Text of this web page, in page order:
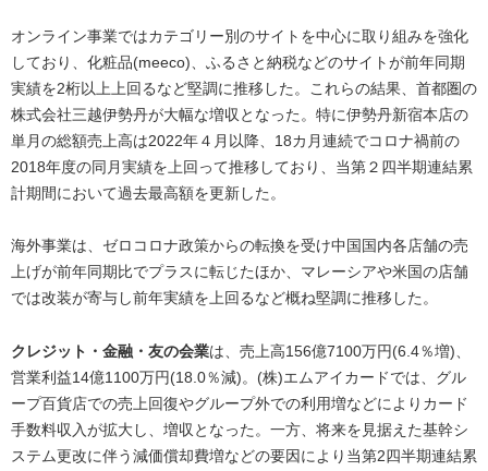
オンライン事業ではカテゴリー別のサイトを中心に取り組みを強化
しており、化粧品(meeco)、ふるさと納税などのサイトが前年同期
実績を2桁以上上回るなど堅調に推移した。これらの結果、首都圏の
株式会社三越伊勢丹が大幅な増収となった。特に伊勢丹新宿本店の
単月の総額売上高は2022年４月以降、18カ月連続でコロナ禍前の
2018年度の同月実績を上回って推移しており、当第２四半期連結累
計期間において過去最高額を更新した。
海外事業は、ゼロコロナ政策からの転換を受け中国国内各店舗の売
上げが前年同期比でプラスに転じたほか、マレーシアや米国の店舗
では改装が寄与し前年実績を上回るなど概ね堅調に推移した。
クレジット・金融・友の会業は、売上高156億7100万円(6.4％増)、
営業利益14億1100万円(18.0％減)。(株)エムアイカードでは、グル
ープ百貨店での売上回復やグループ外での利用増などによりカード
手数料収入が拡大し、増収となった。一方、将来を見据えた基幹シ
ステム更改に伴う減価償却費増などの要因により当第2四半期連結累